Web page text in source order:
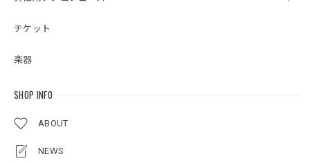
チケット
楽器
SHOP INFO
ABOUT
NEWS